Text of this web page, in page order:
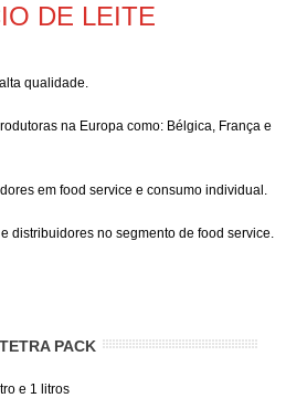
DE LEITE
qualidade.
na Europa como: Bélgica, França e
em food service e consumo individual.
distribuidores no segmento de food service.
PACK
e 1 litros